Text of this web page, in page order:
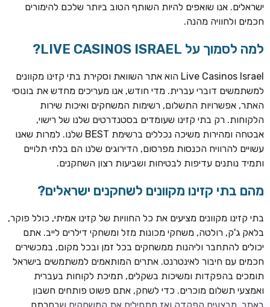
חבילת קבלת פנים: בונוס 100% עד 300€ + 100 ספיני בונוס על
ההפקדה הראשונה
CASOO
בונוס מתגלגל עד 2,000 ₪ + 200 ספינים חינם לשחקנים
חדשים
ROYSPINS
חינם על ההפקדות הראשונות
ישראלים. אנו שואפים להיות השותף הטוב ביותר שלכם להימורים
חכמים ולחוויה מהנה.
למה לסמוך על LIVE CASINOS ISRAEL?
Live Casinos Israel הוא אתר השוואת וסקירת בתי קזינו מקוונים
למשתמשים דוברי עברית. מדי חודש, אנו מעריכים מחדש את בונוסי
האתר, אפשרויות התשלום, רשימות המשחקים ואיכות שירות
הלקוחות. רק בתי קזינו שעומדים בסטנדרטים שלנו של רישוי,
אבטחה ומהירות משיכה נכללים ברשימת BEST שלנו. למרות שאנו
עשויים להרוויח הכנסות מפרסום, הדירוגים שלנו הם בלתי תלויים
ותמיד נותנים עדיפות לבטיחות ושביעות רצון השחקנים.
מהם בתי קזינו מקוונים לשחקנים ישראלים?
בתי קזינו מקוונים מציעים את כל החוויות של קזינו אמיתי, כולל פוקר,
בלאק ג'ק, רולטה, משחקי מכונות מזל ומשחקי דילרים לייב. אתם
יכולים להתחבר וליהנות ממשחקים בכל זמן ובכל מקום, במכשירים
חכמים עם חיבור לאינטרנט. אתרים המותאמים למשתמשים בישראל
תומכים בהפקדות ומשיכות בשקלים, תמיכת לקוחות בעברית
ואמצעי תשלום מוכרים. כדי לשחק, אתם פשוט פותחים חשבון